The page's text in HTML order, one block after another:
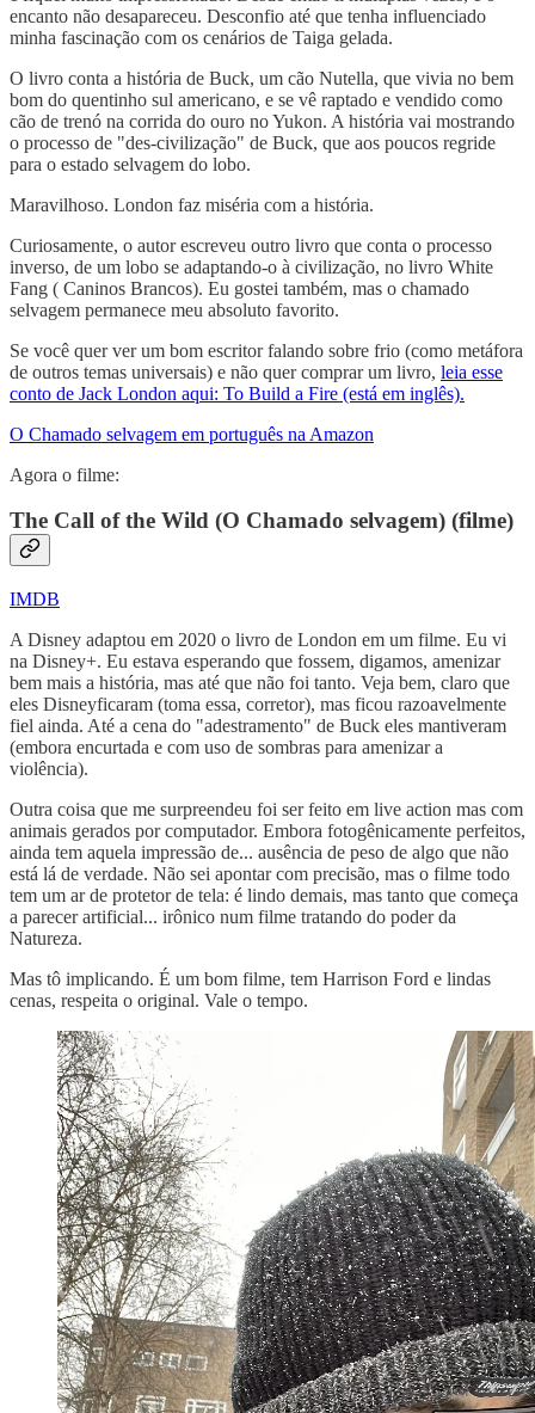
encanto não desapareceu. Desconfio até que tenha influenciado
minha fascinação com os cenários de Taiga gelada.
O livro conta a história de Buck, um cão Nutella, que vivia no bem
bom do quentinho sul americano, e se vê raptado e vendido como
cão de trenó na corrida do ouro no Yukon. A história vai mostrando
o processo de "des-civilização" de Buck, que aos poucos regride
para o estado selvagem do lobo.
Maravilhoso. London faz miséria com a história.
Curiosamente, o autor escreveu outro livro que conta o processo
inverso, de um lobo se adaptando-o à civilização, no livro White
Fang ( Caninos Brancos). Eu gostei também, mas o chamado
selvagem permanece meu absoluto favorito.
Se você quer ver um bom escritor falando sobre frio (como metáfora
de outros temas universais) e não quer comprar um livro, leia esse
conto de Jack London aqui: To Build a Fire (está em inglês).
O Chamado selvagem em português na Amazon
Agora o filme:
The Call of the Wild (O Chamado selvagem) (filme)
IMDB
A Disney adaptou em 2020 o livro de London em um filme. Eu vi
na Disney+. Eu estava esperando que fossem, digamos, amenizar
bem mais a história, mas até que não foi tanto. Veja bem, claro que
eles Disneyficaram (toma essa, corretor), mas ficou razoavelmente
fiel ainda. Até a cena do "adestramento" de Buck eles mantiveram
(embora encurtada e com uso de sombras para amenizar a
violência).
Outra coisa que me surpreendeu foi ser feito em live action mas com
animais gerados por computador. Embora fotogênicamente perfeitos,
ainda tem aquela impressão de... ausência de peso de algo que não
está lá de verdade. Não sei apontar com precisão, mas o filme todo
tem um ar de protetor de tela: é lindo demais, mas tanto que começa
a parecer artificial... irônico num filme tratando do poder da
Natureza.
Mas tô implicando. É um bom filme, tem Harrison Ford e lindas
cenas, respeita o original. Vale o tempo.